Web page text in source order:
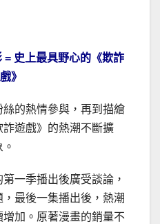
= 史上最具野心的《欺詐
》
的熱情參與，再到描繪
遊戲》的熱潮不斷擴
一季播出後廣受談論，
最後一集播出後，熱潮
加。原著漫畫的銷量不